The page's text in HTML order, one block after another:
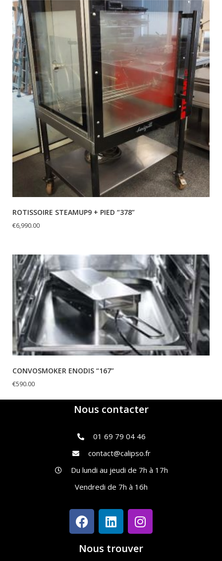
ROTISSOIRE STEAMUP9 + PIED “378”
€6,990.00
CONVOSMOKER ENODIS “167”
€590.00
Nous contacter
01 69 79 04 46
contact@calipso.fr
Du lundi au jeudi de 7h à 17h
Vendredi de 7h à 16h
Nous trouver